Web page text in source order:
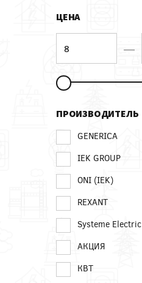
ЦЕНА
—
ПРОИЗВОДИТЕЛЬ
GENERICA
IEK GROUP
ONI (IEK)
REXANT
Systeme Electric
АКЦИЯ
КВТ